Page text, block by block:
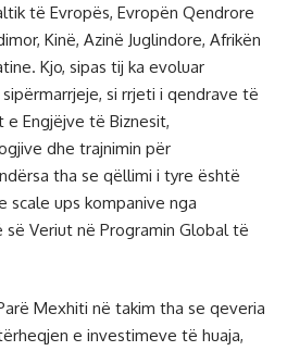
të Evropës, Evropën Qendrore
Kinë, Azinë Juglindore, Afrikën
Kjo, sipas tij ka evoluar
si rrjeti i qendrave të
e Engjëjve të Biznesit,
dhe trajnimin për
tha se qëllimi i tyre është
scale ups kompanive nga
së Veriut në Programin Global të
Mexhiti në takim tha se qeveria
e investimeve të huaja,